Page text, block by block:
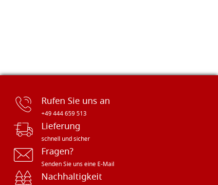
Rufen Sie uns an
+49 444 659 513
Lieferung
schnell und sicher
Fragen?
Senden Sie uns eine E-Mail
Nachhaltigkeit